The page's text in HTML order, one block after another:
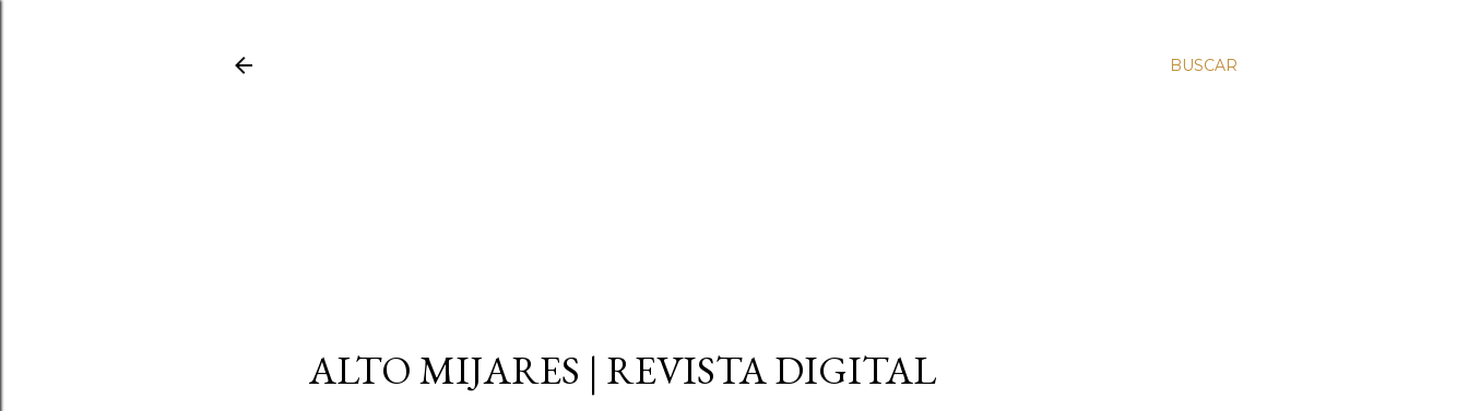
BUSCAR
ALTO MIJARES | REVISTA DIGITAL